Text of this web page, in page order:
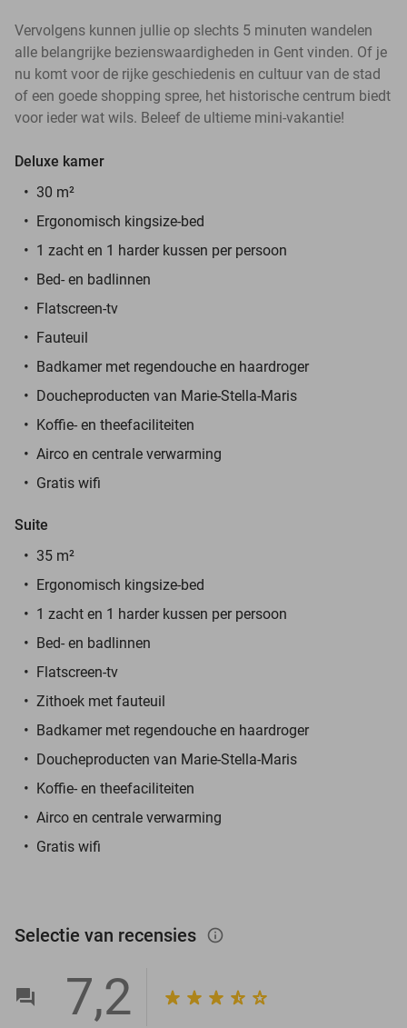
Vervolgens kunnen jullie op slechts 5 minuten wandelen
alle belangrijke bezienswaardigheden in Gent vinden. Of je
nu komt voor de rijke geschiedenis en cultuur van de stad
of een goede shopping spree, het historische centrum biedt
voor ieder wat wils. Beleef de ultieme mini-vakantie!
Deluxe kamer
30 m²
Ergonomisch kingsize-bed
1 zacht en 1 harder kussen per persoon
Bed- en badlinnen
Flatscreen-tv
Fauteuil
Badkamer met regendouche en haardroger
Doucheproducten van Marie-Stella-Maris
Koffie- en theefaciliteiten
Airco en centrale verwarming
Gratis wifi
Suite
35 m²
Ergonomisch kingsize-bed
1 zacht en 1 harder kussen per persoon
Bed- en badlinnen
Flatscreen-tv
Zithoek met fauteuil
Badkamer met regendouche en haardroger
Doucheproducten van Marie-Stella-Maris
Koffie- en theefaciliteiten
Airco en centrale verwarming
Gratis wifi
Selectie van recensies info_outlined
7,2